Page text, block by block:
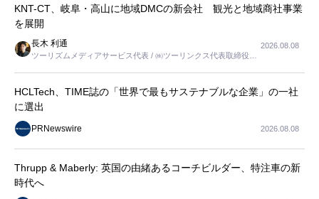
KNT-CT、岐阜・高山に地域DMCの新会社 観光と地域商社事業
を展開
長木 利通
ツーリズムメディアサービス代表 / ㈱ツーリンクス代表取締役社
2026.08.08
HCLTech、TIME誌の「世界で最もサステナブルな企業」の一社
に選出
PRNewswire 2026.08.08
Thrupp & Maberly: 英国の由緒あるコーチビルダー、特注車の新
時代へ